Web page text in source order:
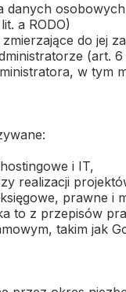
danych
a RODO)
do jej
(art. 6
w tym
i IT,
realizacji
prawne i
to z przepisów
takim jak